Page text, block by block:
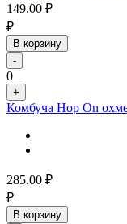
149.00 ₽
₽
В корзину
-
0
+
Комбуча Hop On
285.00 ₽
₽
В корзину